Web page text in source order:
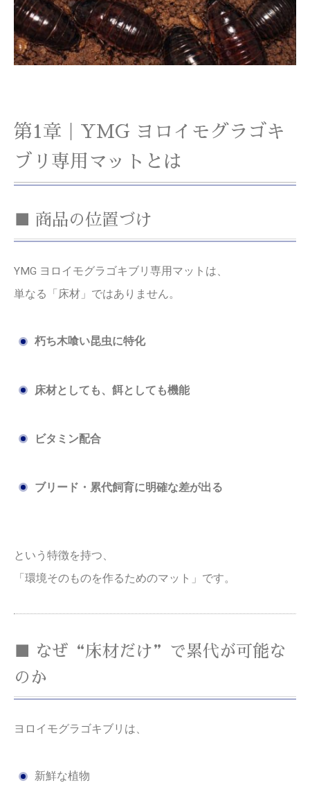
第1章｜YMG ヨロイモグラゴキ
ブリ専用マットとは
■ 商品の位置づけ
YMG ヨロイモグラゴキブリ専用マットは、
単なる「床材」ではありません。
朽ち木喰い昆虫に特化
床材としても、餌としても機能
ビタミン配合
ブリード・累代飼育に明確な差が出る
という特徴を持つ、
「環境そのものを作るためのマット」です。
■ なぜ“床材だけ”で累代が可能な
のか
ヨロイモグラゴキブリは、
新鮮な植物